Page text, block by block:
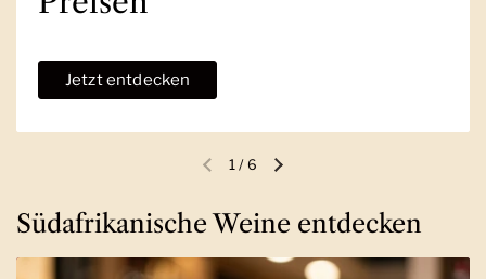
Jetzt entdecken
Vorherige FolieNächste Folie
1 /6
Südafrikanische Weine entdecken